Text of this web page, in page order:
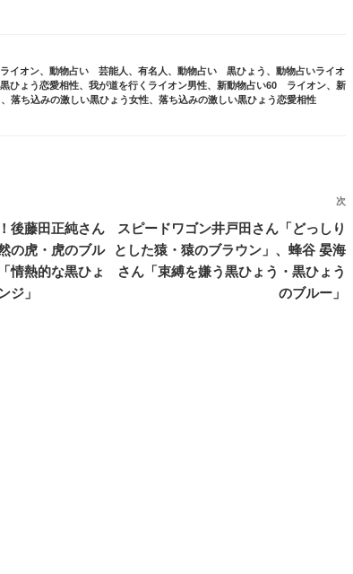
イオン、 動物占い 芸能人、有名人 、 動物占い 黒ひょう 、 動物占いライオ
ひょう恋愛相性、 我が道を行くライオン男性、 新動物占い60 ライオン、 新
、 落ち込みの激しい黒ひょう女性、 落ち込みの激しい黒ひょう恋愛相性
後藤田正純さん
の虎・虎のブル
情熱的な黒ひょ
ジ」
次
投
次
スピードワゴン井戸田さん「どっしり
とした猿・猿のブラウン」、蜂谷 晏海
さん「束縛を嫌う黒ひょう・黒ひょう
のブルー」